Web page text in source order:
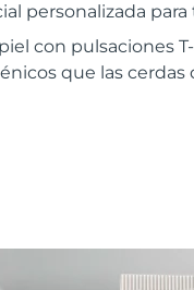
personalizada para
con pulsaciones
que las cerdas